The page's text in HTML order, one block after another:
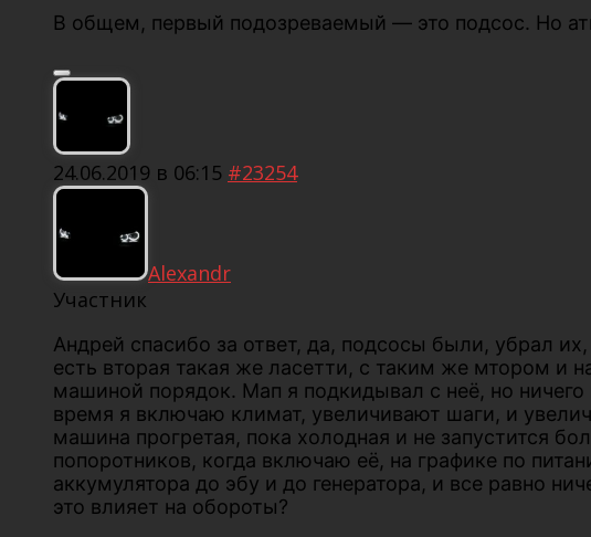
В общем, первый подозреваемый — это подсос. Но
24.06.2019 в 06:15 #23254
Alexandr
Участник
Андрей спасибо за ответ, да, подсосы были, убрал
есть вторая такая же ласетти, с таким же мтором и
машиной порядок. Мап я подкидывал с неё, но
время я включаю климат, увеличивают шаги, и
машина прогретая, пока холодная и не запустится
попоротников, когда включаю её, на графике по
аккумулятора до эбу и до генератора, и все равно
это влияет на обороты?